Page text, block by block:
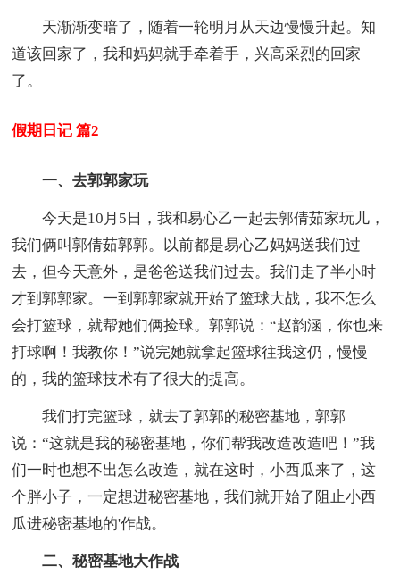
天渐渐变暗了，随着一轮明月从天边慢慢升起。知
道该回家了，我和妈妈就手牵着手，兴高采烈的回家
了。
假期日记 篇2
一、去郭郭家玩
今天是10月5日，我和易心乙一起去郭倩茹家玩儿，
我们俩叫郭倩茹郭郭。以前都是易心乙妈妈送我们过
去，但今天意外，是爸爸送我们过去。我们走了半小时
才到郭郭家。一到郭郭家就开始了篮球大战，我不怎么
会打篮球，就帮她们俩捡球。郭郭说：“赵韵涵，你也来
打球啊！我教你！”说完她就拿起篮球往我这仍，慢慢
的，我的篮球技术有了很大的提高。
我们打完篮球，就去了郭郭的秘密基地，郭郭
说：“这就是我的秘密基地，你们帮我改造改造吧！”我
们一时也想不出怎么改造，就在这时，小西瓜来了，这
个胖小子，一定想进秘密基地，我们就开始了阻止小西
瓜进秘密基地的'作战。
二、秘密基地大作战